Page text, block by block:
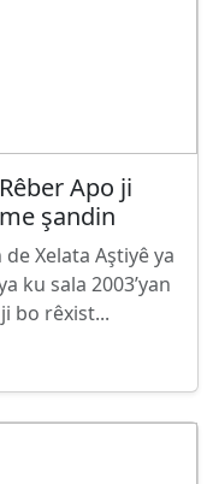
Apo ji
şandin
Xelata Aştiyê ya
ku sala 2003’yan
bo rêxist...